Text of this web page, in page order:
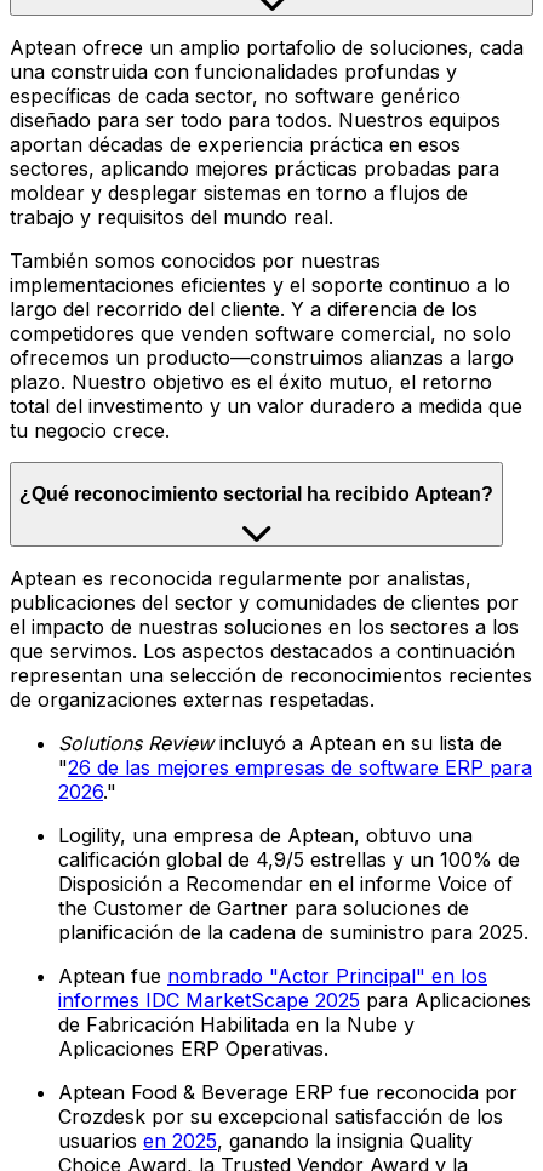
Aptean ofrece un amplio portafolio de soluciones, cada
una construida con funcionalidades profundas y
específicas de cada sector, no software genérico
diseñado para ser todo para todos. Nuestros equipos
aportan décadas de experiencia práctica en esos
sectores, aplicando mejores prácticas probadas para
moldear y desplegar sistemas en torno a flujos de
trabajo y requisitos del mundo real.
También somos conocidos por nuestras
implementaciones eficientes y el soporte continuo a lo
largo del recorrido del cliente. Y a diferencia de los
competidores que venden software comercial, no solo
ofrecemos un producto—construimos alianzas a largo
plazo. Nuestro objetivo es el éxito mutuo, el retorno
total del investimento y un valor duradero a medida que
tu negocio crece.
¿Qué reconocimiento sectorial ha recibido Aptean?
Aptean es reconocida regularmente por analistas,
publicaciones del sector y comunidades de clientes por
el impacto de nuestras soluciones en los sectores a los
que servimos. Los aspectos destacados a continuación
representan una selección de reconocimientos recientes
de organizaciones externas respetadas.
Solutions Reviewincluyó a Aptean en su lista de
"26 de las mejores empresas de software ERP para
2026."
Logility, una empresa de Aptean, obtuvo una
calificación global de 4,9/5 estrellas y un 100% de
Disposición a Recomendar en el informe Voice of
the Customer de Gartner para soluciones de
planificación de la cadena de suministro para 2025.
Aptean fue nombrado "Actor Principal" en los
informes IDC MarketScape 2025 para Aplicaciones
de Fabricación Habilitada en la Nube y
Aplicaciones ERP Operativas.
Aptean Food & Beverage ERP fue reconocida por
Crozdesk por su excepcional satisfacción de los
usuarios en 2025, ganando la insignia Quality
Choice Award, la Trusted Vendor Award y la